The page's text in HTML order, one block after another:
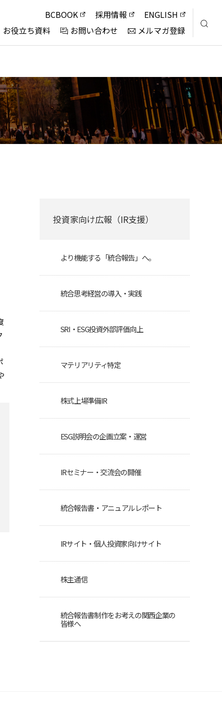
BCBOOK 採用情報
ENGLISH
お役立ち資料
お問い合わせ メルマガ登録
投資家向け広報（IR支援）
より機能する「統合報告」へ。
統合思考経営の導入・実践
SRI・ESG投資外部評価向上
マテリアリティ特定
株式上場準備IR
ESG説明会の企画立案・運営
IRセミナー・交流会の開催
統合報告書・アニュアルレポート
IRサイト・個人投資家向けサイト
株主通信
統合報告書制作をお考えの関西企業の
皆様へ